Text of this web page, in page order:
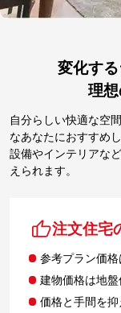
変化す
理
自分らしい快適な空
なあなたにおすすめ
設備やインテリアな
えられます。
注文住宅
参考プラン価
建物価格は地盤
価格と手間を抑